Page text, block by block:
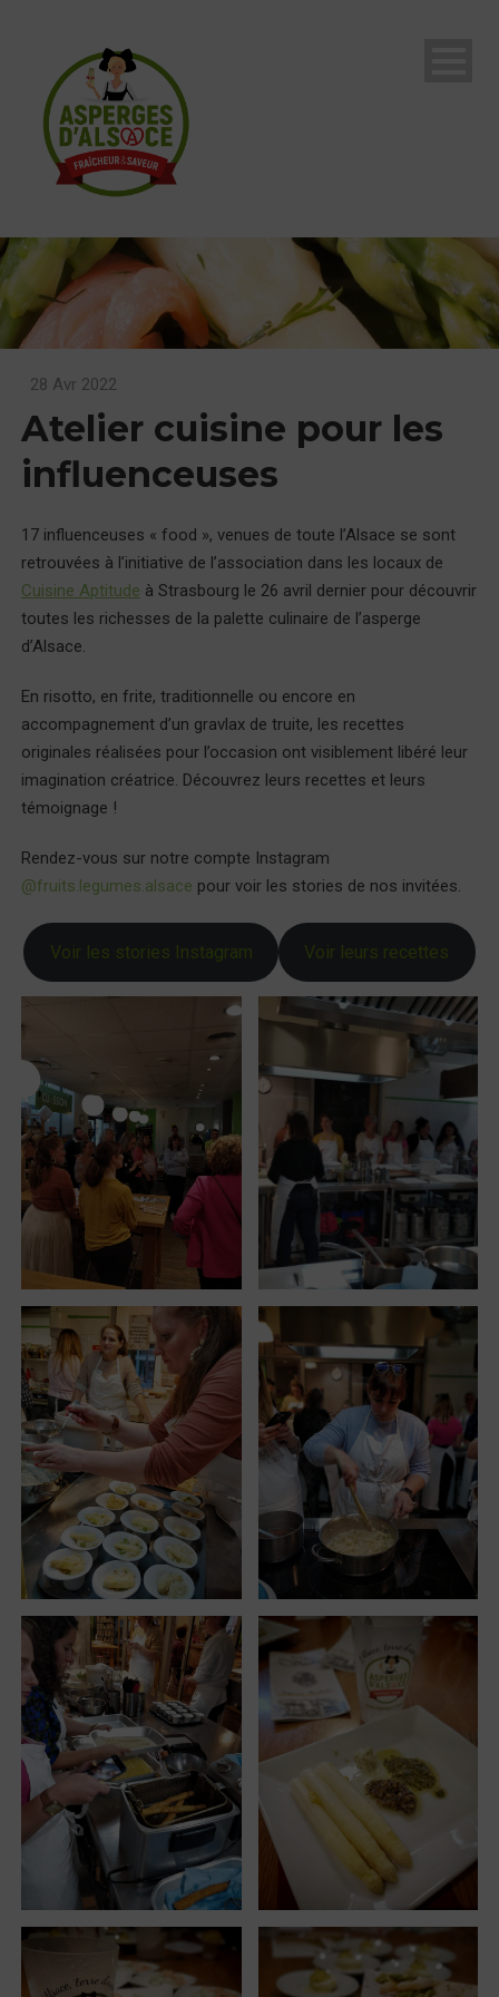
28 Avr 2022
Atelier cuisine pour les
influenceuses
17 influenceuses « food », venues de toute l’Alsace se sont
retrouvées à l’initiative de l’association dans les locaux de
Cuisine Aptitude à Strasbourg le 26 avril dernier pour découvrir
toutes les richesses de la palette culinaire de l’asperge
d’Alsace.
En risotto, en frite, traditionnelle ou encore en
accompagnement d’un gravlax de truite, les recettes
originales réalisées pour l’occasion ont visiblement libéré leur
imagination créatrice. Découvrez leurs recettes et leurs
témoignage !
Rendez-vous sur notre compte Instagram
@fruits.legumes.alsace pour voir les stories de nos invitées.
Voir les stories Instagram Voir leurs recettes